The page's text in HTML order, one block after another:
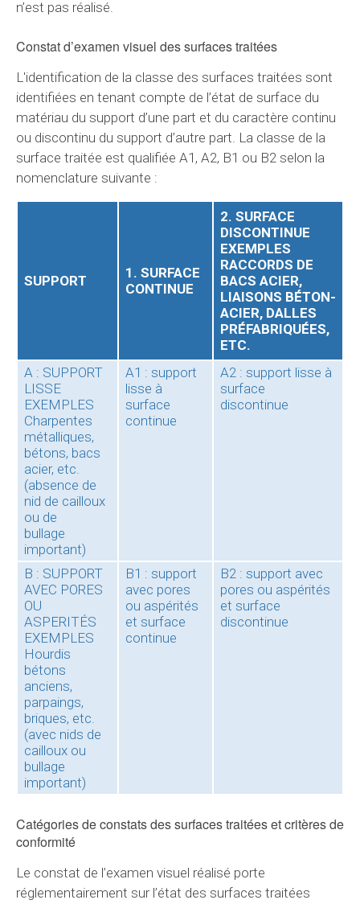
n’est pas réalisé.
Constat d’examen visuel des surfaces traitées
L'identification de la classe des surfaces traitées sont
identifiées en tenant compte de l’état de surface du
matériau du support d’une part et du caractère continu
ou discontinu du support d’autre part. La classe de la
surface traitée est qualifiée A1, A2, B1 ou B2 selon la
nomenclature suivante :
SUPPORT
1. SURFACE
CONTINUE
2. SURFACE
DISCONTINUE
EXEMPLES
RACCORDS DE
BACS ACIER,
LIAISONS BÉTON-
ACIER, DALLES
PRÉFABRIQUÉES,
ETC.
A : SUPPORT
LISSE
EXEMPLES
Charpentes
métalliques,
bétons, bacs
acier, etc.
(absence de
nid de cailloux
ou de
bullage
important)
A1 : support
lisse à
surface
continue
A2 : support lisse à
surface
discontinue
B : SUPPORT
AVEC PORES
OU
ASPERITÉS
EXEMPLES
Hourdis
bétons
anciens,
parpaings,
briques, etc.
(avec nids de
cailloux ou
bullage
important)
B1 : support
avec pores
ou aspérités
et surface
continue
B2 : support avec
pores ou aspérités
et surface
discontinue
Catégories de constats des surfaces traitées et critères de
conformité
Le constat de l’examen visuel réalisé porte
réglementairement sur l’état des surfaces traitées